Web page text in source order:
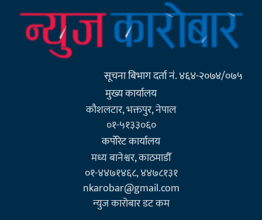
सूचना बिभाग दर्ता नं. ४६४-२०७४/०७५
मुख्य कार्यालय
कौशलटार, भक्तपुर, नेपाल
०१-५१३३०६०
कर्पाेरेट कार्यालय
मध्य बानेश्वर, काठमाडौँ
०१-४४७१४६८, ४४७८१३१
nkarobar@gmail.com
न्युज कारोबार डट कम